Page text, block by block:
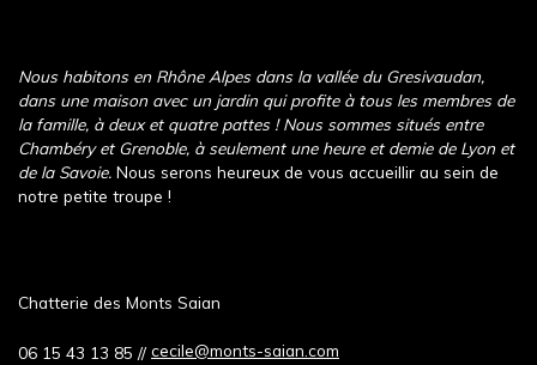
Nous habitons en Rhône Alpes dans la vallée du Gresivaudan,
dans une maison avec un jardin qui profite à tous les membres de
la famille, à deux et quatre pattes ! Nous sommes situés entre
Chambéry et Grenoble, à seulement une heure et demie de Lyon et
de la Savoie. Nous serons heureux de vous accueillir au sein de
notre petite troupe !
Chatterie des Monts Saian
06 15 43 13 85 // cecile@monts-saian.com